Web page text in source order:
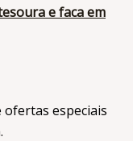
e faca em
ofertas especiais